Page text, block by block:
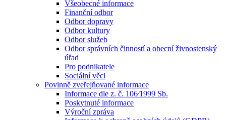
Všeobecné informace
Finanční odbor
Odbor dopravy
Odbor kultury
Odbor služeb
Odbor správních činností a obecní živnostenský
úřad
Pro podnikatele
Sociální věci
Povinně zveřejňované informace
Informace dle z. č. 106⁄1999 Sb.
Poskytnuté informace
Výroční zpráva